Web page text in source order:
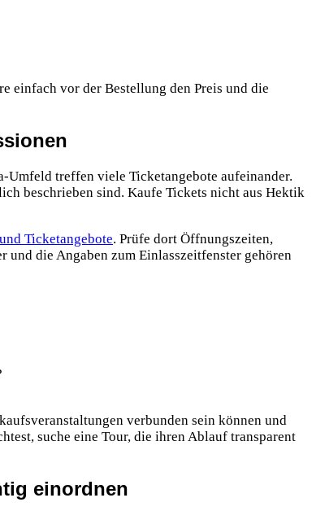
einfach vor der Bestellung den Preis und die
Umfeld treffen viele Ticketangebote aufeinander.
beschrieben sind. Kaufe Tickets nicht aus Hektik
Ticketangebote. Prüfe dort Öffnungszeiten,
und die Angaben zum Einlasszeitfenster gehören
verbunden sein können und
suche eine Tour, die ihren Ablauf transparent
einordnen